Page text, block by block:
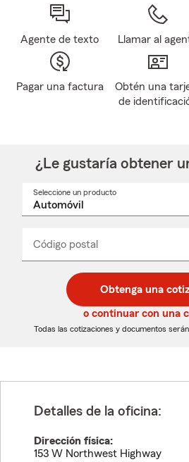
Agente de texto Llamar al
Pagar una factura
Obtén una
de
¿Le gustaría obtener
Seleccione un producto
desplegable
Código postal
de
5
dígitos
de
5
dígitos
_____
Obtenga una
o continuar con una
Todas las cotizaciones y documentos
Detalles de la oficina:
Dirección física:
153 W Northwest Highway